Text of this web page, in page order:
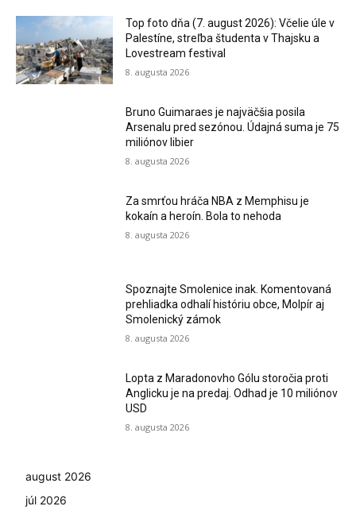
Top foto dňa (7. august 2026): Včelie úle v
Palestíne, streľba študenta v Thajsku a
Lovestream festival
8. augusta 2026
Bruno Guimaraes je najväčšia posila
Arsenalu pred sezónou. Údajná suma je 75
miliónov libier
8. augusta 2026
Za smrťou hráča NBA z Memphisu je
kokaín a heroín. Bola to nehoda
8. augusta 2026
Spoznajte Smolenice inak. Komentovaná
prehliadka odhalí históriu obce, Molpír aj
Smolenický zámok
8. augusta 2026
Lopta z Maradonovho Gólu storočia proti
Anglicku je na predaj. Odhad je 10 miliónov
USD
8. augusta 2026
august 2026
júl 2026